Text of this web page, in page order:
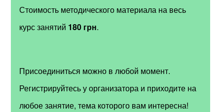
Стоимость методического материала на весь
курс занятий 180 грн.
Присоединиться можно в любой момент.
Регистрируйтесь у организатора и приходите на
любое занятие, тема которого вам интересна!